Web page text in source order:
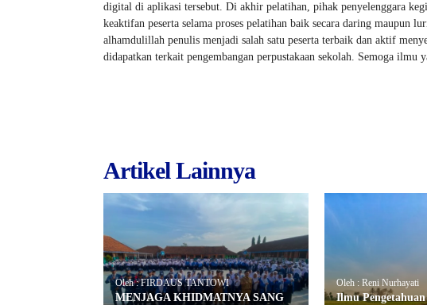
digital di aplikasi tersebut. Di akhir pelatihan, pihak penyelenggara
keaktifan peserta selama proses pelatihan baik secara daring maupun
alhamdulillah penulis menjadi salah satu peserta terbaik dan aktif
didapatkan terkait pengembangan perpustakaan sekolah. Semoga
Artikel Lainnya
Oleh : FIRDAUS TANTOWI
MENJAGA KHIDMATNYA SANG
Oleh : Reni Nurhayati
Ilmu